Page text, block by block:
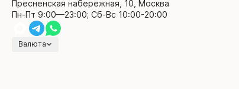
Пресненская набережная, 10, Москва
Пн-Пт 9:00—23:00; Сб-Вс 10:00-20:00
Валюта